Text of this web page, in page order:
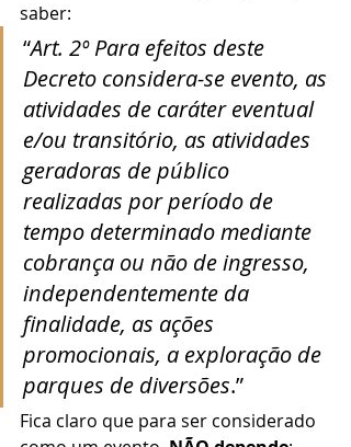
saber:
“Art. 2º Para efeitos deste
Decreto considera-se evento, as
atividades de caráter eventual
e/ou transitório, as atividades
geradoras de público
realizadas por período de
tempo determinado mediante
cobrança ou não de ingresso,
independentemente da
finalidade, as ações
promocionais, a exploração de
parques de diversões.”
Fica claro que para ser considerado